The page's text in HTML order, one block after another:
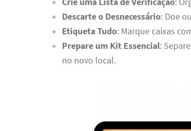
Descarte o Desnecessário: Doe
Etiqueta Tudo: Marque caixas
Prepare um Kit Essencial:
no novo local.